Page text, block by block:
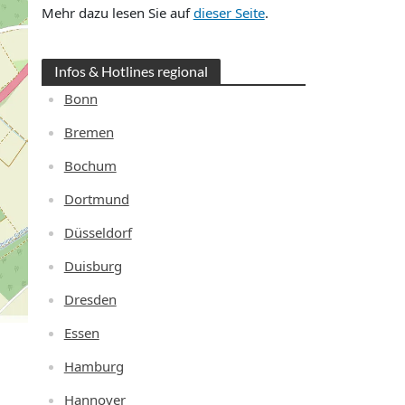
Mehr dazu lesen Sie aufdieser Seite.
Infos & Hotlines regional
Bonn
Bremen
Bochum
Dortmund
Düsseldorf
Duisburg
Dresden
Essen
Hamburg
Hannover